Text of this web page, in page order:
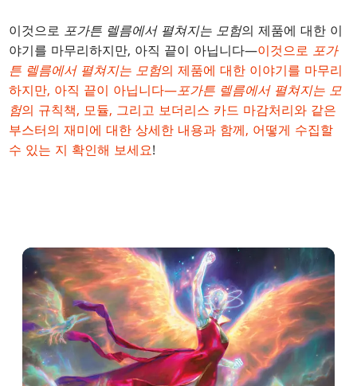
이것으로 포가튼 렐름에서 펼쳐지는 모험의 제품에 대한 이
야기를 마무리하지만, 아직 끝이 아닙니다—이것으로 포가
튼 렐름에서 펼쳐지는 모험의 제품에 대한 이야기를 마무리
하지만, 아직 끝이 아닙니다—포가튼 렐름에서 펼쳐지는 모
험의 규칙책, 모듈, 그리고 보더리스 카드 마감처리와 같은
부스터의 재미에 대한 상세한 내용과 함께, 어떻게 수집할
수 있는 지 확인해 보세요!